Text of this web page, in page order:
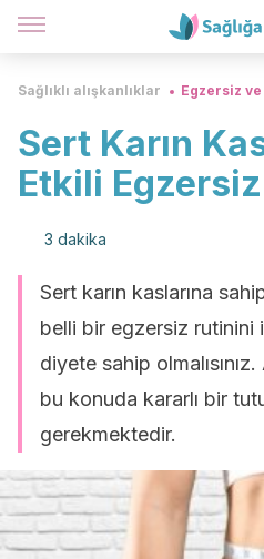
Sağlıklı alışkanlıklar Egzersiz ve
Sert Karın
Etkili Egzersiz
3 dakika
Sert karın kaslarına
belli bir egzersiz rutinini
diyete sahip
bu konuda kararlı bir
gerekmektedir.